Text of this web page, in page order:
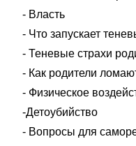
- Власть
- Что запускает
- Теневые страхи
- Как родители
- Физическое
-Детоубийство
- Вопросы для